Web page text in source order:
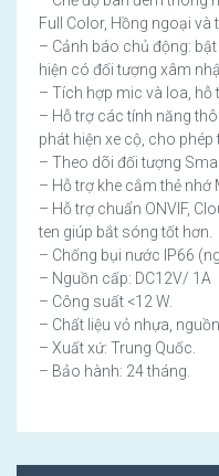
Full Color, Hồng ngoại và
– Cảnh báo chủ động:
hiện có đối tượng xâm
– Tích hợp mic và loa, hỗ
– Hỗ trợ các tính năng
phát hiện xe cộ, cho
– Theo dõi đối tượng
– Hỗ trợ khe cắm thẻ nhớ
– Hỗ trợ chuẩn ONVIF,
ten giúp bắt sóng tốt hơn.
– Chống bụi nước IP66
– Nguồn cấp: DC12V/ 1A
– Công suất <12 W.
– Chất liệu vỏ nhựa,
– Xuất xứ: Trung Quốc.
– Bảo hành: 24 tháng.